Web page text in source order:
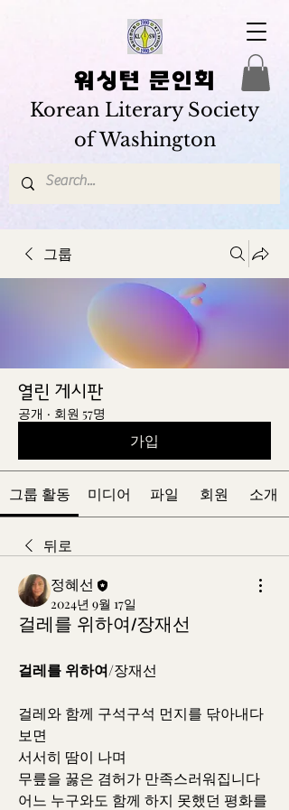
워싱턴 문인회
Korean Literary Society
of Washington
그룹
열린 게시판
공개 · 회원 57명
가입
그룹 활동 미디어 파일 회원 소개
뒤로
정혜선
2024년 9월 17일
걸레를 위하여/장재선
걸레를 위하여/장재선
걸레와 함께 구석구석 먼지를 닦아내다
보면
서서히 땀이 나며
무릎을 꿇은 겸허가 만족스러워집니다
어느 누구와도 함께 하지 못했던 평화를